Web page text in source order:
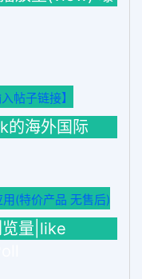
帖子链接】
的海外国际
(特价产品 无售后)
量|like